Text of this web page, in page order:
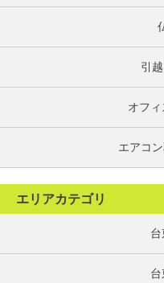
引
オフ
エアコ
エリアカテゴリ
台